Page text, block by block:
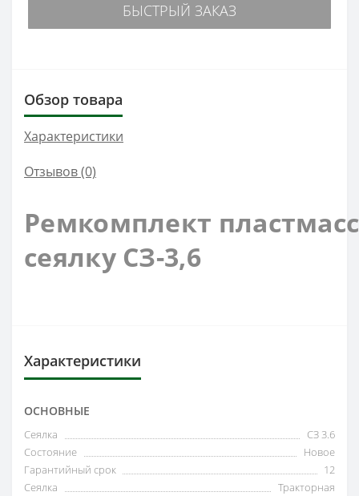
БЫСТРЫЙ ЗАКАЗ
Обзор товара
Характеристики
Отзывов (0)
Ремкомплект
сеялку СЗ-3,6
Характеристики
ОСНОВНЫЕ
Сеялка
СЗ 3.6
Состояние
Новое
Гарантийный срок
12
Сеялка
Тракторная